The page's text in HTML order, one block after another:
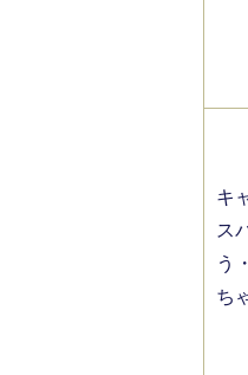
キ
ス
う
ち